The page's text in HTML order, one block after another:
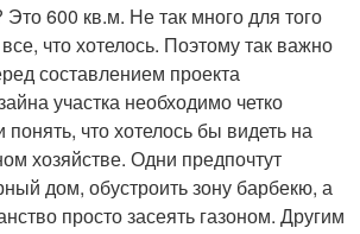
Это 600 кв.м. Не так много для того
что хотелось. Поэтому так важно
составлением проекта
участка необходимо четко
что хотелось бы видеть на
хозяйстве. Одни предпочтут
дом, обустроить зону барбекю, а
просто засеять газоном. Другим